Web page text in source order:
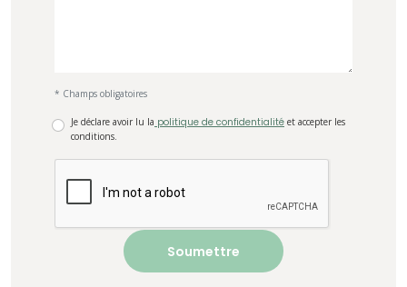
* Champs obligatoires
Je déclare avoir lu la politique de confidentialité et accepter les
conditions.